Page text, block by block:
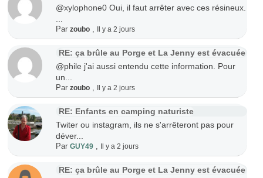
@xylophone0 Oui, il faut arrêter avec ces résineux.
...
Par zoubo, Il y a 2 jours
RE: ça brûle au Porge et La Jenny est évacuée
@phile j'ai aussi entendu cette information. Pour
un...
Par zoubo, Il y a 2 jours
RE: Enfants en camping naturiste
Twiter ou instagram, ils ne s'arrêteront pas pour
déver...
Par GUY49, Il y a 2 jours
RE: ça brûle au Porge et La Jenny est évacuée